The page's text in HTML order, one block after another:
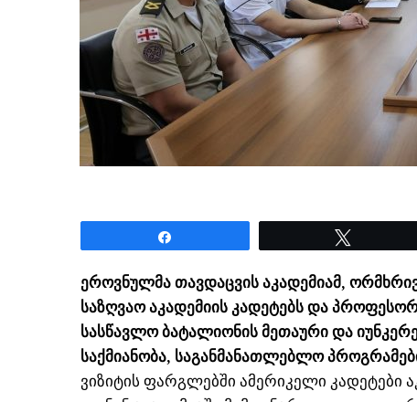
ეროვნულმა თავდაცვის აკადემიამ,
საზღვაო აკადემიის კადეტებს და
სასწავლო ბატალიონის მეთაური და
საქმიანობა, საგანმანათლებლო
ვიზიტის ფარგლებში ამერიკელი კადეტები